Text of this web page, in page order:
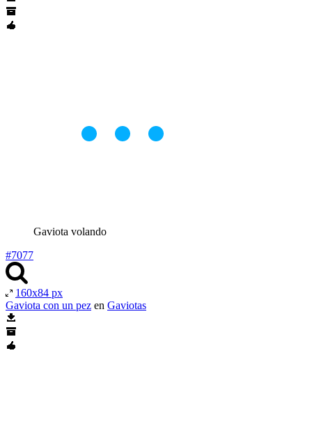
Gaviota volando
#7077
160x84 px
Gaviota con un pez en Gaviotas